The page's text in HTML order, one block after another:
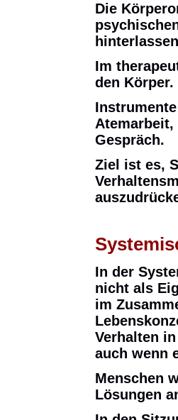
Die
Im
den Körper.
Gespräch.
Ziel ist es,
In der
nicht als
im
Verhalten
auch wenn
Menschen
Lösungen